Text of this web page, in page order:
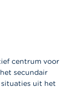
centrum voor
secundair
uit het